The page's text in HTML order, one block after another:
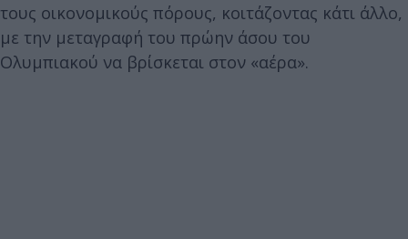
τους οικονομικούς πόρους, κοιτάζοντας κάτι άλλο,
με την μεταγραφή του πρώην άσου του
Ολυμπιακού να βρίσκεται στον «αέρα».